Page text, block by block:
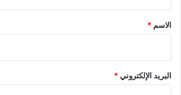
*
الاسم *
البريد الإلكتروني*